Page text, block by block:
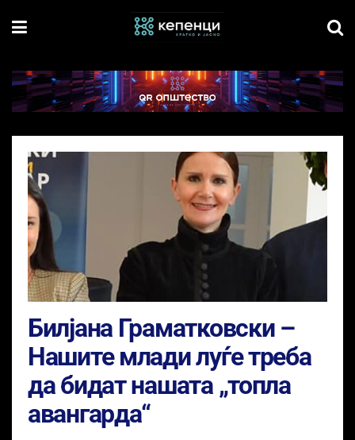
Билјана Граматковски –
Нашите млади луѓе треба
да бидат нашата „топла
авангарда“